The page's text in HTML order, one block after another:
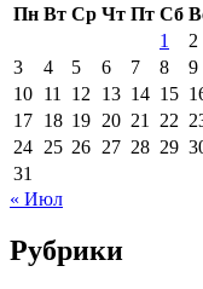
Пн Вт Ср Чт Пт Сб
1
2
3
4 5 6 7 8
9
10 11 12 13 14 15
17 18 19 20 21 22
24 25 26 27 28 29
31
« Июл
Рубрики